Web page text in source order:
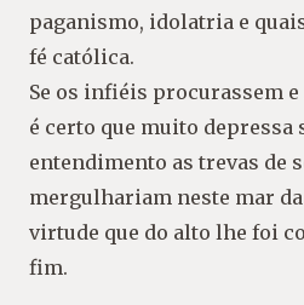
paganismo, idolatria e
fé católica.
Se os infiéis procurassem
é certo que muito depressa
entendimento as trevas de
mergulhariam neste mar da
virtude que do alto lhe foi
fim.